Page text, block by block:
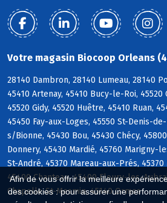
Afin de vous offrir la meilleure
des cookies : pour assurer une
Votre magasin Biocoop Orleans
28140 Dambron, 28140 Lumeau, 28140
45410 Artenay, 45410 Bucy-le-Roi,
45520 Gidy, 45520 Huêtre, 45410 Ruan,
45450 Fay-aux-Loges, 45550 St-Denis-
s/Bionne, 45430 Bou, 45430 Chécy,
Donnery, 45430 Mardié, 45760 Marigny-
St-André, 45370 Mareau-aux-Prés,
45400 Chanteau, 45400 Fleury-les-
Chapelle-St-Mesmin, 45140 Ormes